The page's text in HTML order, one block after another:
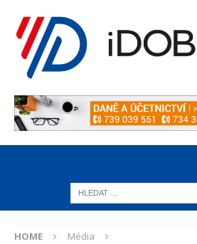
HOME Média